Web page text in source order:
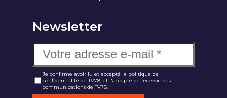
Newsletter
Je confirme avoir lu et accepté la politique de
confidentialité de TV78, et j'accepte de recevoir des
communications de TV78.